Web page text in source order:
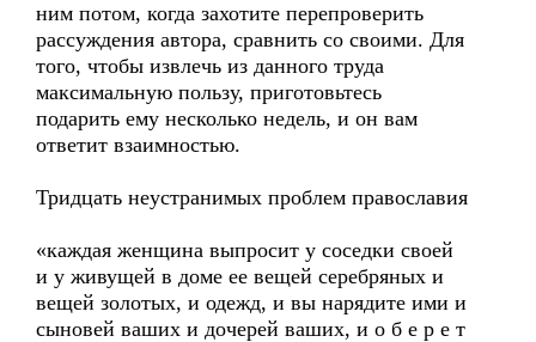
ним потом, когда захотите перепроверить
рассуждения автора, сравнить со своими. Для
того, чтобы извлечь из данного труда
максимальную пользу, приготовьтесь
подарить ему несколько недель, и он вам
ответит взаимностью.
Тридцать неустранимых проблем православия
«каждая женщина выпросит у соседки своей
и у живущей в доме ее вещей серебряных и
вещей золотых, и одежд, и вы нарядите ими и
сыновей ваших и дочерей ваших, и о б е р е т